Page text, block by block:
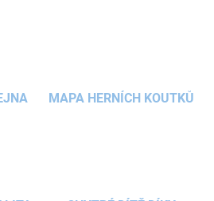
MAPA HERNÍCH KOUTKŮ